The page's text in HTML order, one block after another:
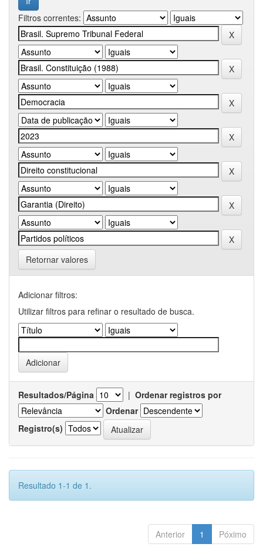
Filtros correntes:
Retornar valores
Adicionar filtros:
Utilizar filtros para refinar o resultado de busca.
Resultados/Página | Ordenar registros por
Ordenar
Registro(s)
Resultado 1-1 de 1.
Anterior 1 Póximo